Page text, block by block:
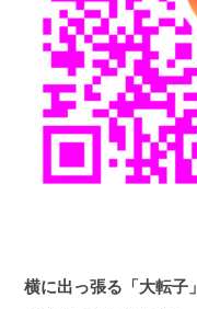
横に出っ張る「大転子」